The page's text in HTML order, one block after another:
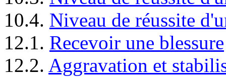
10.4. Niveau de réussite
12.1. Recevoir une blessure
12.2. Aggravation et